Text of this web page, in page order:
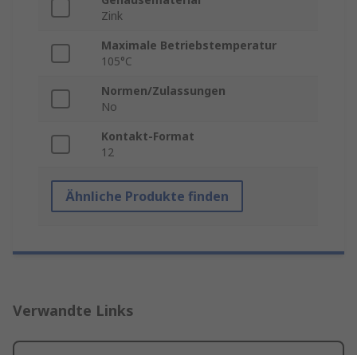
Zink
Maximale Betriebstemperatur
105°C
Normen/Zulassungen
No
Kontakt-Format
12
Ähnliche Produkte finden
Verwandte Links